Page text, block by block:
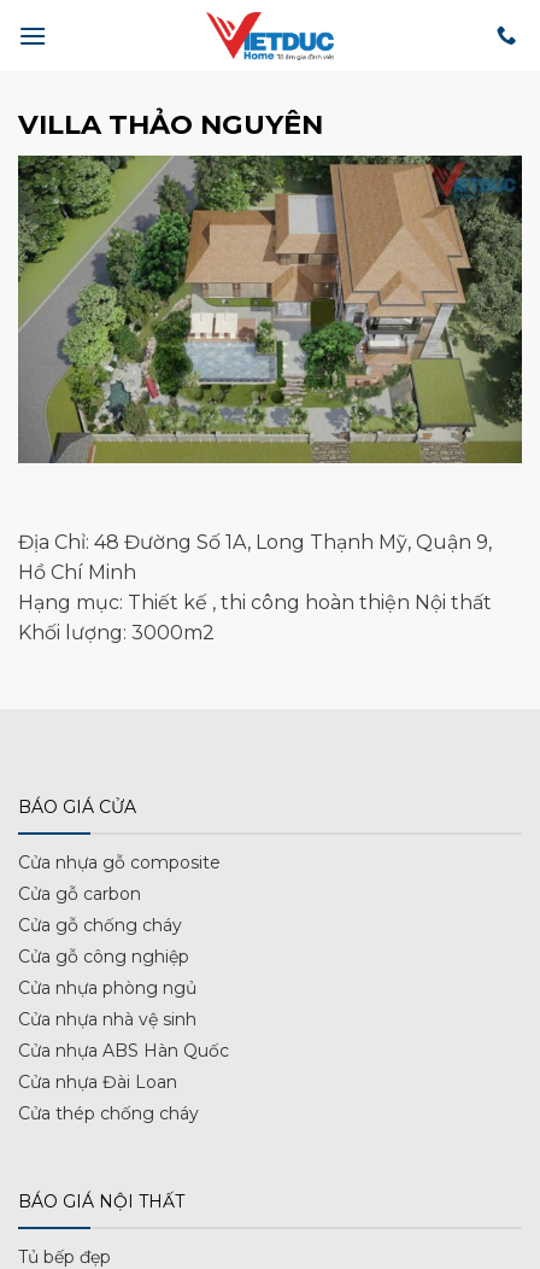
qua
VILLA THẢO NGUYÊN
Địa Chỉ: 48 Đường Số 1A, Long Thạnh Mỹ, Quận 9,
Hồ Chí Minh
Hạng mục: Thiết kế , thi công hoàn thiện Nội thất
Khối lượng: 3000m2
BÁO GIÁ CỬA
Cửa nhựa gỗ composite
Cửa gỗ carbon
Cửa gỗ chống cháy
Cửa gỗ công nghiệp
Cửa nhựa phòng ngủ
Cửa nhựa nhà vệ sinh
Cửa nhựa ABS Hàn Quốc
Cửa nhựa Đài Loan
Cửa thép chống cháy
BÁO GIÁ NỘI THẤT
Tủ bếp đẹp